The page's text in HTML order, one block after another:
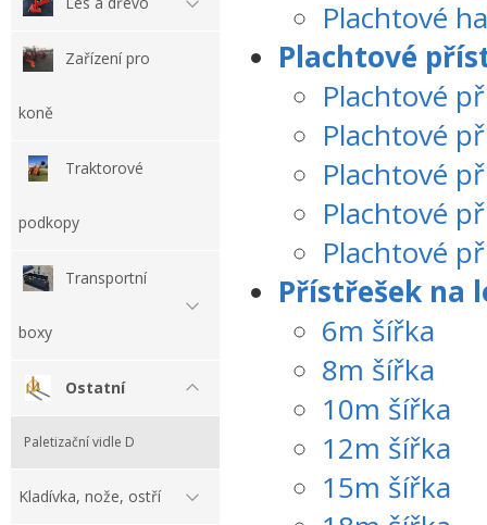
Zařízení pro
koně
Traktorové
podkopy
Transportní
boxy
Ostatní
Paletizační vidle D
Kladívka, nože, ostří
Plachtové
Plachtové
Plachtové
Plachtové
Plachtové
Plachtové
Plachtové
Přístřešek na
6m šířka
8m šířka
10m šířka
12m šířka
15m šířka